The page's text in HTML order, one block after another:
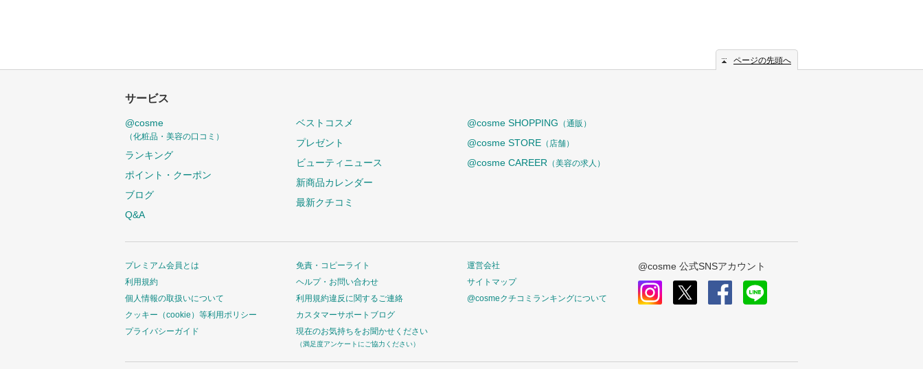
ページの先頭へ
サービス
@cosme
（化粧品・美容の口コミ）
ランキング
ポイント・クーポン
ブログ
Q&A
ベストコスメ
プレゼント
ビューティニュース
新商品カレンダー
最新クチコミ
@cosme SHOPPING （通販）
@cosme STORE （店舗）
@cosme CAREER （美容の求人）
プレミアム会員とは
利用規約
個人情報の取扱いについて
クッキー（cookie）等利用ポリシー
プライバシーガイド
免責・コピーライト
ヘルプ・お問い合わせ
利用規約違反に関するご連絡
カスタマーサポートブログ
現在のお気持ちをお聞かせください
（満足度アンケートにご協力ください）
運営会社
サイトマップ
@cosmeクチコミランキングについて
@cosme 公式SNSアカウント